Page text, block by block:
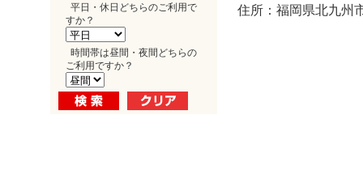
平日・休日どちらのご利用で
すか？
時間帯は昼間・夜間どちらの
ご利用ですか？
住所：福岡県北九州